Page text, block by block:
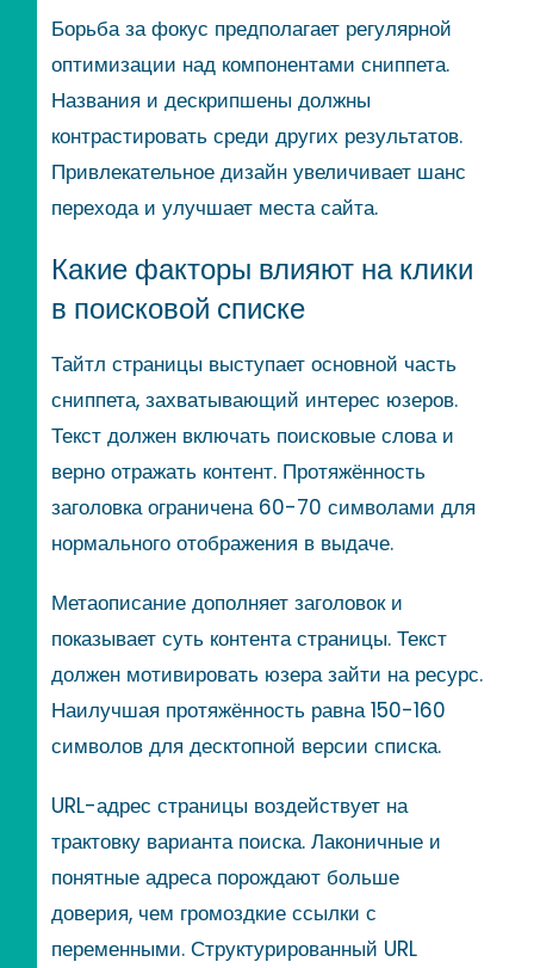
Борьба за фокус предполагает регулярной
оптимизации над компонентами сниппета.
Названия и дескрипшены должны
контрастировать среди других результатов.
Привлекательное дизайн увеличивает шанс
перехода и улучшает места сайта.
Какие факторы влияют на клики
в поисковой списке
Тайтл страницы выступает основной часть
сниппета, захватывающий интерес юзеров.
Текст должен включать поисковые слова и
верно отражать контент. Протяжённость
заголовка ограничена 60-70 символами для
нормального отображения в выдаче.
Метаописание дополняет заголовок и
показывает суть контента страницы. Текст
должен мотивировать юзера зайти на ресурс.
Наилучшая протяжённость равна 150-160
символов для десктопной версии списка.
URL-адрес страницы воздействует на
трактовку варианта поиска. Лаконичные и
понятные адреса порождают больше
доверия, чем громоздкие ссылки с
переменными. Структурированный URL